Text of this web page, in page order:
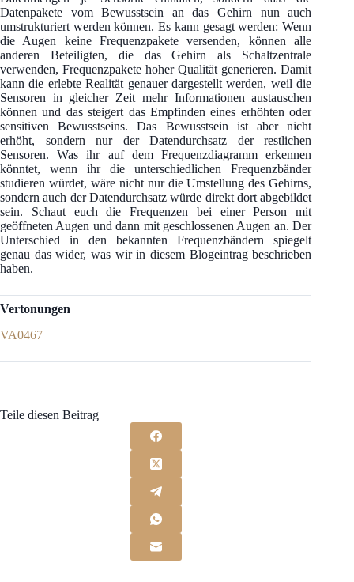
Datenpakete vom Bewusstsein an das Gehirn nun auch
umstrukturiert werden können. Es kann gesagt werden: Wenn
die Augen keine Frequenzpakete versenden, können alle
anderen Beteiligten, die das Gehirn als Schaltzentrale
verwenden, Frequenzpakete hoher Qualität generieren. Damit
kann die erlebte Realität genauer dargestellt werden, weil die
Sensoren in gleicher Zeit mehr Informationen austauschen
können und das steigert das Empfinden eines erhöhten oder
sensitiven Bewusstseins. Das Bewusstsein ist aber nicht
erhöht, sondern nur der Datendurchsatz der restlichen
Sensoren. Was ihr auf dem Frequenzdiagramm erkennen
könntet, wenn ihr die unterschiedlichen Frequenzbänder
studieren würdet, wäre nicht nur die Umstellung des Gehirns,
sondern auch der Datendurchsatz würde direkt dort abgebildet
sein. Schaut euch die Frequenzen bei einer Person mit
geöffneten Augen und dann mit geschlossenen Augen an. Der
Unterschied in den bekannten Frequenzbändern spiegelt
genau das wider, was wir in diesem Blogeintrag beschrieben
haben.
Vertonungen
VA0467
Teile diesen Beitrag